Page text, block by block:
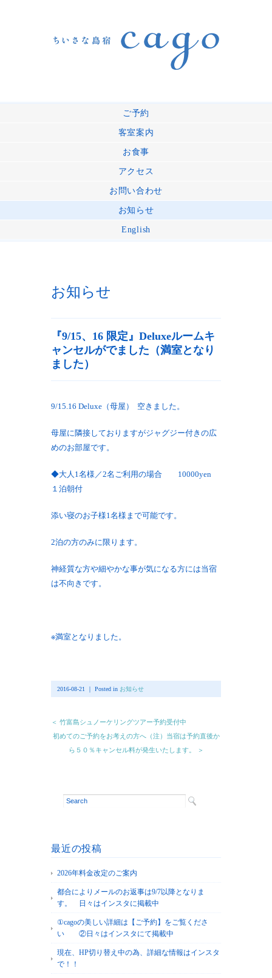
ご予約
客室案内
お食事
アクセス
お問い合わせ
お知らせ
English
お知らせ
『9/15、16 限定』Deluxeルームキ
ャンセルがでました（満室となり
ました）
9/15.16 Deluxe（母屋） 空きました。
母屋に隣接しておりますがジャグジー付きの広
めのお部屋です。
◆大人1名様／2名ご利用の場合 10000yen
１泊朝付
添い寝のお子様1名様まで可能です。
2泊の方のみに限ります。
神経質な方や細やかな事が気になる方には当宿
は不向きです。
※満室となりました。
2016-08-21 ｜ Posted in お知らせ
＜ 竹富島シュノーケリングツアー予約受付中
初めてのご予約をお考えの方へ（注）当宿は予約直後か
ら５０％キャンセル料が発生いたします。 ＞
最近の投稿
2026年料金改定のご案内
都合によりメールのお返事は9/7以降となりま
す。 日々はインスタに掲載中
①cagoの美しい詳細は【ご予約】をご覧くださ
い ②日々はインスタにて掲載中
現在、HP切り替え中の為、詳細な情報はインスタ
で！！